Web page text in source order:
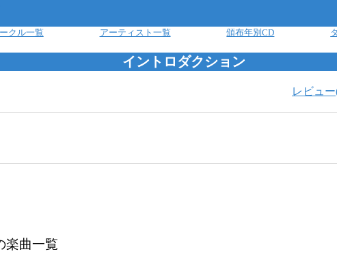
クル一覧 アーティスト一覧 頒布年別CD
イントロダクション
レビュ
楽曲一覧